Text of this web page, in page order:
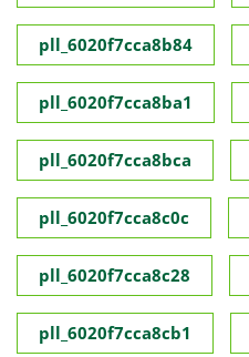
pll_6020f7cca8b84
pll_6020f7cca8ba1
pll_6020f7cca8bca
pll_6020f7cca8c0c
pll_6020f7cca8c28
pll_6020f7cca8cb1